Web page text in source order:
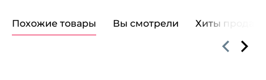
Похожие товары Вы смотрели Хиты продаж